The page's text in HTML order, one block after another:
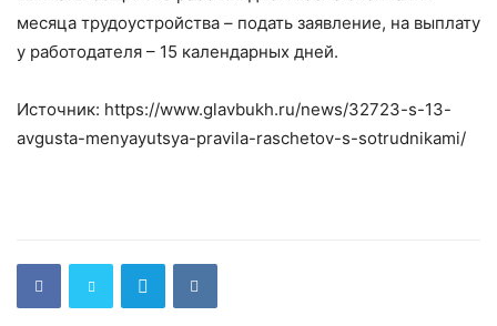
месяца трудоустройства – подать заявление, на выплату
у работодателя – 15 календарных дней.
Источник: https://www.glavbukh.ru/news/32723-s-13-
avgusta-menyayutsya-pravila-raschetov-s-sotrudnikami/